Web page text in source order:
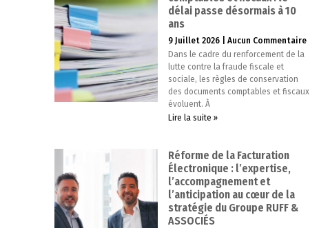
délai passe désormais à 10
ans
9 Juillet 2026
Aucun Commentaire
Dans le cadre du renforcement de la
lutte contre la fraude fiscale et
sociale, les règles de conservation
des documents comptables et fiscaux
évoluent. À
Lire la suite »
Réforme de la Facturation
Électronique : l’expertise,
l’accompagnement et
l’anticipation au cœur de la
stratégie du Groupe RUFF &
ASSOCIÉS